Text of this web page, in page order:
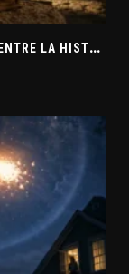
M
ARÍA MAGDALENA Y LOS TEMPLARIOS: ENTRE LA HISTORIA Y EL MISTERIO